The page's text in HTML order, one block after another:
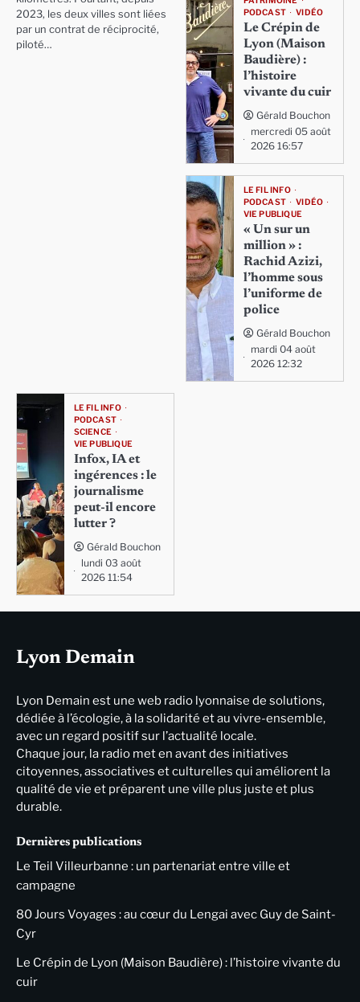
2023, les deux villes sont liées
par un contrat de réciprocité,
piloté…
PODCAST
VIDÉO
Le Crépin de
Lyon (Maison
Baudière) :
l’histoire
vivante du cuir
Gérald Bouchon
mercredi 05 août
2026 16:57
LE FIL INFO
PODCAST
VIDÉO
VIE PUBLIQUE
« Un sur un
million » :
Rachid Azizi,
l’homme sous
l’uniforme de
police
Gérald Bouchon
mardi 04 août
2026 12:32
LE FIL INFO
PODCAST
SCIENCE
VIE PUBLIQUE
Infox, IA et
ingérences : le
journalisme
peut-il encore
lutter ?
Gérald Bouchon
lundi 03 août
2026 11:54
Lyon Demain
Lyon Demain est une web radio lyonnaise de solutions,
dédiée à l’écologie, à la solidarité et au vivre-ensemble,
avec un regard positif sur l’actualité locale.
Chaque jour, la radio met en avant des initiatives
citoyennes, associatives et culturelles qui améliorent la
qualité de vie et préparent une ville plus juste et plus
durable.
Dernières publications
Le Teil Villeurbanne : un partenariat entre ville et
campagne
80 Jours Voyages : au cœur du Lengai avec Guy de Saint-
Cyr
Le Crépin de Lyon (Maison Baudière) : l’histoire vivante du
cuir